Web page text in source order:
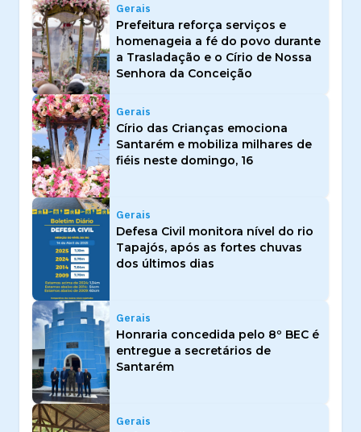
Gerais
Prefeitura reforça serviços e
homenageia a fé do povo durante
a Trasladação e o Círio de Nossa
Senhora da Conceição
Gerais
Círio das Crianças emociona
Santarém e mobiliza milhares de
fiéis neste domingo, 16
Gerais
Defesa Civil monitora nível do rio
Tapajós, após as fortes chuvas
dos últimos dias
Gerais
Honraria concedida pelo 8º BEC é
entregue a secretários de
Santarém
Gerais